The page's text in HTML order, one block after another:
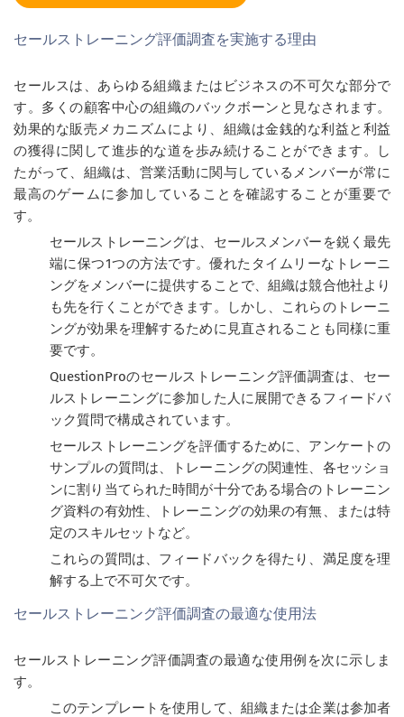
セールストレーニング評価調査を実施する理由
セールスは、あらゆる組織またはビジネスの不可欠な部分で
す。多くの顧客中心の組織のバックボーンと見なされます。
効果的な販売メカニズムにより、組織は金銭的な利益と利益
の獲得に関して進歩的な道を歩み続けることができます。し
たがって、組織は、営業活動に関与しているメンバーが常に
最高のゲームに参加していることを確認することが重要で
す。
セールストレーニングは、セールスメンバーを鋭く最先
端に保つ1つの方法です。優れたタイムリーなトレーニ
ングをメンバーに提供することで、組織は競合他社より
も先を行くことができます。しかし、これらのトレーニ
ングが効果を理解するために見直されることも同様に重
要です。
QuestionProのセールストレーニング評価調査は、セー
ルストレーニングに参加した人に展開できるフィードバ
ック質問で構成されています。
セールストレーニングを評価するために、アンケートの
サンプルの質問は、トレーニングの関連性、各セッショ
ンに割り当てられた時間が十分である場合のトレーニン
グ資料の有効性、トレーニングの効果の有無、または特
定のスキルセットなど。
これらの質問は、フィードバックを得たり、満足度を理
解する上で不可欠です。
セールストレーニング評価調査の最適な使用法
セールストレーニング評価調査の最適な使用例を次に示しま
す。
このテンプレートを使用して、組織または企業は参加者